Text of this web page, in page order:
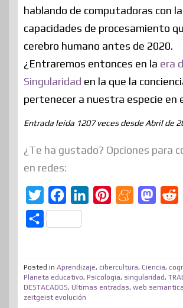
hablando de computadoras con
capacidades de procesamiento
cerebro humano antes de 2020.
¿Entraremos entonces en la era
Singularidad en la que la
pertenecer a nuestra especie en
Entrada leída 1207 veces desde Abril de
¿Te ha gustado? Opciones para
en redes:
w
t
e
r
a
c
b
o
o
e
d
e
r
M
a
m
M
o
d
i
t
C
p
a
Posted in Aprendizaje, cibercultura, Ciencia,
Planeta educativo, Psicologia, singularidad,
DESTACADOS, Ultimas entradas, web semantica
zeitgeist evolución